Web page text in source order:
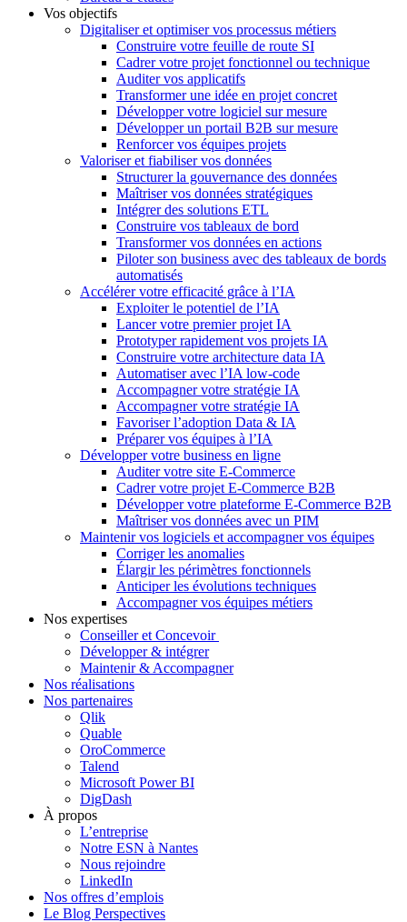
Vos objectifs
Digitaliser et optimiser vos processus métiers
Construire votre feuille de route SI
Cadrer votre projet fonctionnel ou technique
Auditer vos applicatifs
Transformer une idée en projet concret
Développer votre logiciel sur mesure
Développer un portail B2B sur mesure
Renforcer vos équipes projets
Valoriser et fiabiliser vos données
Structurer la gouvernance des données
Maîtriser vos données stratégiques
Intégrer des solutions ETL
Construire vos tableaux de bord
Transformer vos données en actions
Piloter son business avec des tableaux de bords
automatisés
Accélérer votre efficacité grâce à l’IA
Exploiter le potentiel de l’IA
Lancer votre premier projet IA
Prototyper rapidement vos projets IA
Construire votre architecture data IA
Automatiser avec l’IA low-code
Accompagner votre stratégie IA
Accompagner votre stratégie IA
Favoriser l’adoption Data & IA
Préparer vos équipes à l’IA
Développer votre business en ligne
Auditer votre site E-Commerce
Cadrer votre projet E-Commerce B2B
Développer votre plateforme E-Commerce B2B
Maîtriser vos données avec un PIM
Maintenir vos logiciels et accompagner vos équipes
Corriger les anomalies
Élargir les périmètres fonctionnels
Anticiper les évolutions techniques
Accompagner vos équipes métiers
Nos expertises
Conseiller et Concevoir
Développer & intégrer
Maintenir & Accompagner
Nos réalisations
Nos partenaires
Qlik
Quable
OroCommerce
Talend
Microsoft Power BI
DigDash
À propos
L’entreprise
Notre ESN à Nantes
Nous rejoindre
LinkedIn
Nos offres d’emplois
Le Blog Perspectives